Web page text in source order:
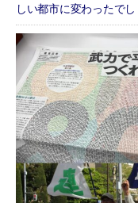
しい都市に変わったで